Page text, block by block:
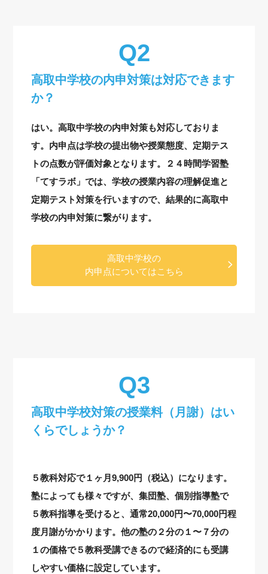
高取中学校の内申対策は対応できます
か？
はい。高取中学校の内申対策も対応しておりま
す。内申点は学校の提出物や授業態度、定期テス
トの点数が評価対象となります。２４時間学習塾
「てすラボ」では、学校の授業内容の理解促進と
定期テスト対策を行いますので、結果的に高取中
学校の内申対策に繋がります。
高取中学校の
内申点についてはこちら
高取中学校対策の授業料（月謝）はい
くらでしょうか？
５教科対応で１ヶ月9,900円（税込）になります。
塾によっても様々ですが、集団塾、個別指導塾で
５教科指導を受けると、通常20,000円〜70,000円程
度月謝がかかります。他の塾の２分の１〜７分の
１の価格で５教科受講できるので経済的にも受講
しやすい価格に設定しています。